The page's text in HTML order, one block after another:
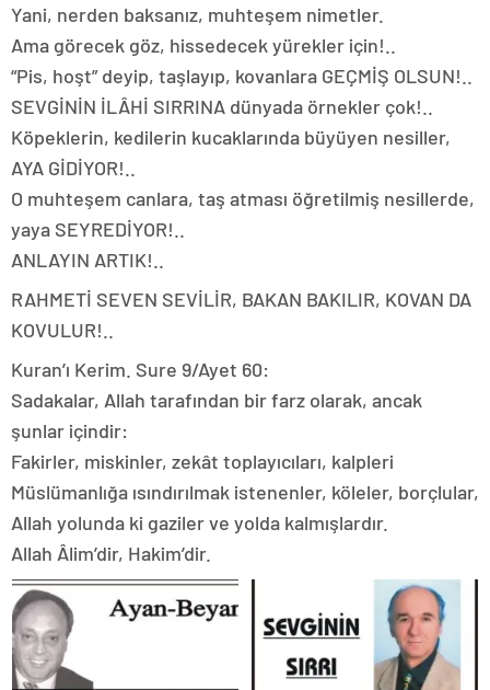
Yani, nerden baksanız, muhteşem nimetler.
Ama görecek göz, hissedecek yürekler için!..
“Pis, hoşt” deyip, taşlayıp, kovanlara GEÇMİŞ OLSUN!..
SEVGİNİN İLÂHİ SIRRINA dünyada örnekler çok!..
Köpeklerin, kedilerin kucaklarında büyüyen nesiller,
AYA GİDİYOR!..
O muhteşem canlara, taş atması öğretilmiş nesillerde,
yaya SEYREDİYOR!..
ANLAYIN ARTIK!..
RAHMETİ SEVEN SEVİLİR, BAKAN BAKILIR, KOVAN DA
KOVULUR!..
Kuran’ı Kerim. Sure 9/Ayet 60:
Sadakalar, Allah tarafından bir farz olarak, ancak
şunlar içindir:
Fakirler, miskinler, zekât toplayıcıları, kalpleri
Müslümanlığa ısındırılmak istenenler, köleler, borçlular,
Allah yolunda ki gaziler ve yolda kalmışlardır.
Allah Âlim’dir, Hakim’dir.